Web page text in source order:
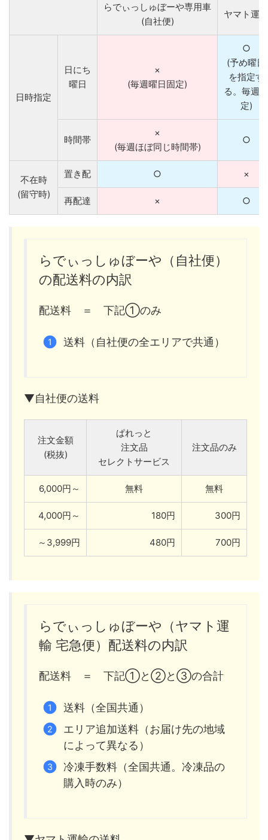
らでぃっしゅぼーや専用車
(自社便)
ヤマト運輸
日時指定
日にち
曜日
×
(毎週曜日固定)
○
(予め曜日
を指定す
る。毎週固
定)
時間帯
×
(毎週ほぼ同じ時間帯)
○
不在時
(留守時)
置き配 ○ ×
再配達 × ○
らでぃっしゅぼーや（自社便）
の配送料の内訳
配送料 ＝ 下記①のみ
送料（自社便の全エリアで共通）
▼自社便の送料
注文金額
(税抜)
ぱれっと
注文品
セレクトサービス
注文品のみ
6,000円～ 無料 無料
4,000円～ 180円 300円
～3,999円 480円 700円
らでぃっしゅぼーや（ヤマト運
輸 宅急便）配送料の内訳
配送料 ＝ 下記①と②と③の合計
送料（全国共通）
エリア追加送料（お届け先の地域
によって異なる）
冷凍手数料（全国共通。冷凍品の
購入時のみ）